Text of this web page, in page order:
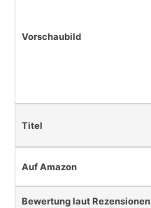
Vorschaubild
Titel
Auf Amazon
Bewertung laut Rezensionen